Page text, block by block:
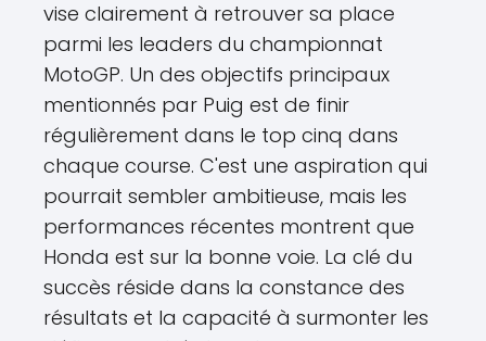
vise clairement à retrouver sa place
parmi les leaders du championnat
MotoGP. Un des objectifs principaux
mentionnés par Puig est de finir
régulièrement dans le top cinq dans
chaque course. C'est une aspiration qui
pourrait sembler ambitieuse, mais les
performances récentes montrent que
Honda est sur la bonne voie. La clé du
succès réside dans la constance des
résultats et la capacité à surmonter les